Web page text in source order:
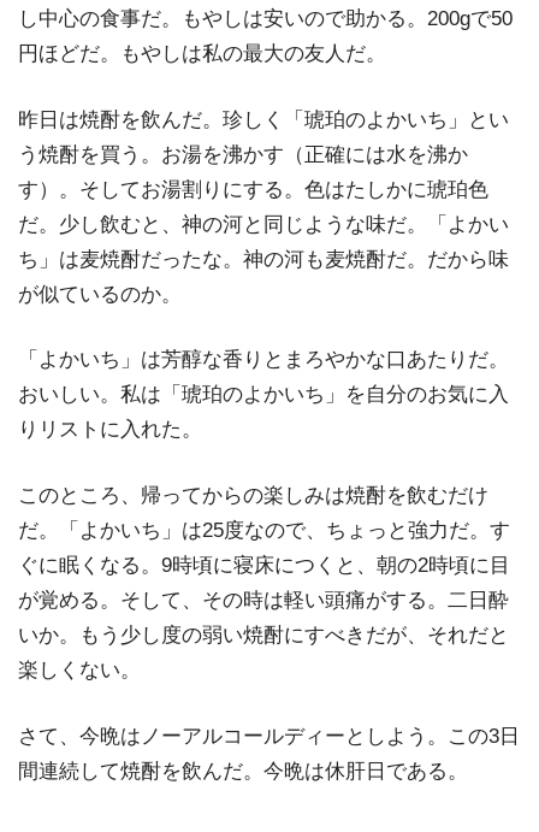
し中心の食事だ。もやしは安いので助かる。200gで50
円ほどだ。もやしは私の最大の友人だ。
昨日は焼酎を飲んだ。珍しく「琥珀のよかいち」とい
う焼酎を買う。お湯を沸かす（正確には水を沸か
す）。そしてお湯割りにする。色はたしかに琥珀色
だ。少し飲むと、神の河と同じような味だ。「よかい
ち」は麦焼酎だったな。神の河も麦焼酎だ。だから味
が似ているのか。
「よかいち」は芳醇な香りとまろやかな口あたりだ。
おいしい。私は「琥珀のよかいち」を自分のお気に入
りリストに入れた。
このところ、帰ってからの楽しみは焼酎を飲むだけ
だ。「よかいち」は25度なので、ちょっと強力だ。す
ぐに眠くなる。9時頃に寝床につくと、朝の2時頃に目
が覚める。そして、その時は軽い頭痛がする。二日酔
いか。もう少し度の弱い焼酎にすべきだが、それだと
楽しくない。
さて、今晩はノーアルコールディーとしよう。この3日
間連続して焼酎を飲んだ。今晩は休肝日である。